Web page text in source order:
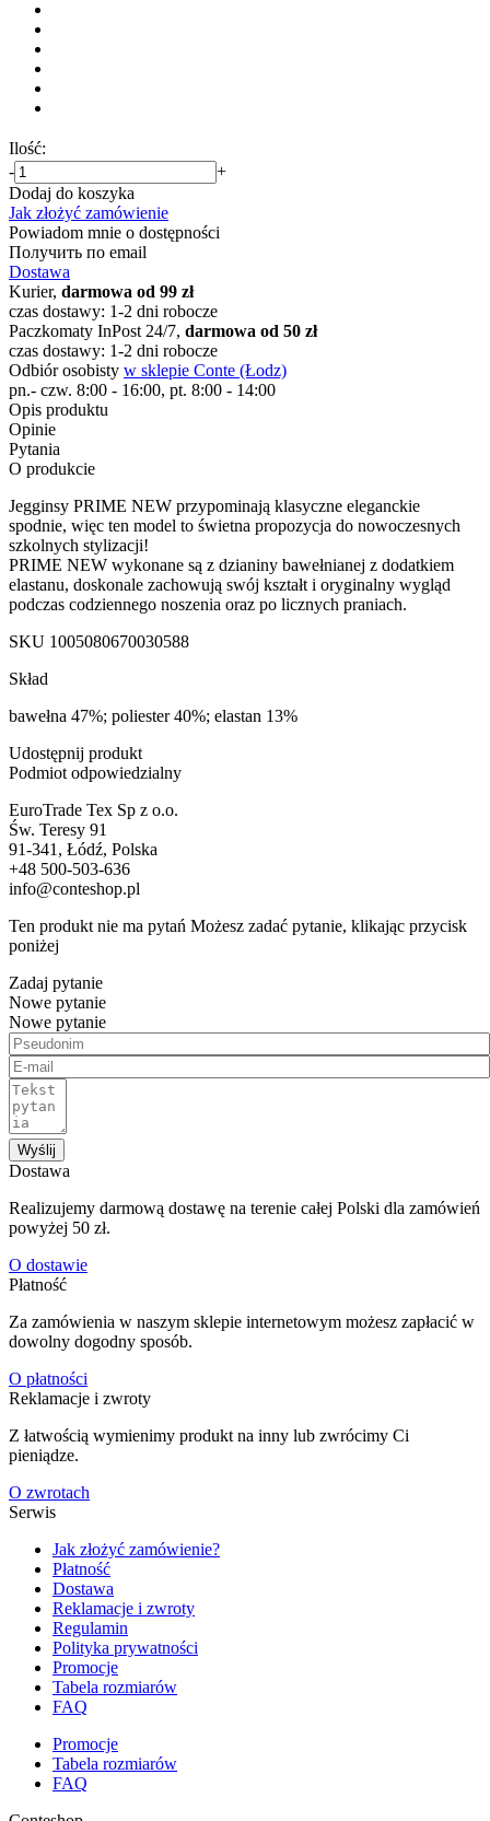
Ilość:
-
+
Dodaj do koszyka
Jak złożyć zamówienie
Powiadom mnie o dostępności
Получить по email
Dostawa
Kurier, darmowa od 99 zł
czas dostawy: 1-2 dni robocze
Paczkomaty InPost 24/7, darmowa od 50 zł
czas dostawy: 1-2 dni robocze
Odbiór osobisty w sklepie Conte (Łodz)
pn.- czw. 8:00 - 16:00, pt. 8:00 - 14:00
Opis produktu
Opinie
Pytania
O produkcie
Jegginsy PRIME NEW przypominają klasyczne eleganckie
spodnie, więc ten model to świetna propozycja do nowoczesnych
szkolnych stylizacji!
PRIME NEW wykonane są z dzianiny bawełnianej z dodatkiem
elastanu, doskonale zachowują swój kształt i oryginalny wygląd
podczas codziennego noszenia oraz po licznych praniach.
SKU 1005080670030588
Skład
bawełna 47%; poliester 40%; elastan 13%
Udostępnij produkt
Podmiot odpowiedzialny
EuroTrade Tex Sp z o.o.
Św. Teresy 91
91-341, Łódź, Polska
+48 500-503-636
info@conteshop.pl
Ten produkt nie ma pytań Możesz zadać pytanie, klikając przycisk
poniżej
Zadaj pytanie
Nowe pytanie
Nowe pytanie
Wyślij
Dostawa
Realizujemy darmową dostawę na terenie całej Polski dla zamówień
powyżej 50 zł.
O dostawie
Płatność
Za zamówienia w naszym sklepie internetowym możesz zapłacić w
dowolny dogodny sposób.
O płatności
Reklamacje i zwroty
Z łatwością wymienimy produkt na inny lub zwrócimy Ci
pieniądze.
O zwrotach
Serwis
Jak złożyć zamówienie?
Płatność
Dostawa
Reklamacje i zwroty
Regulamin
Polityka prywatności
Promocje
Tabela rozmiarów
FAQ
Promocje
Tabela rozmiarów
FAQ